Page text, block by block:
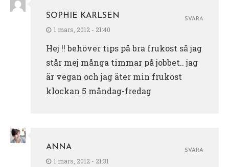
SOPHIE KARLSEN
1 mars, 2012 - 21:40
Hej !! behöver tips på bra frukost så jag
står mej många timmar på jobbet.. jag
är vegan och jag äter min frukost
klockan 5 måndag-fredag
SVARA
ANNA
1 mars, 2012 - 21:31
SVARA